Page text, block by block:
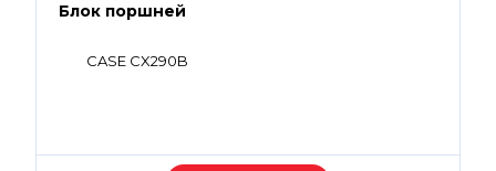
Блок поршней
CASE CX290B